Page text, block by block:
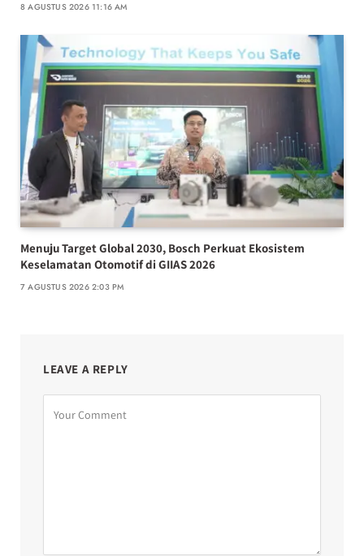
8 AGUSTUS 2026 11:16 AM
Menuju Target Global 2030, Bosch Perkuat Ekosistem
Keselamatan Otomotif di GIIAS 2026
7 AGUSTUS 2026 2:03 PM
LEAVE A REPLY